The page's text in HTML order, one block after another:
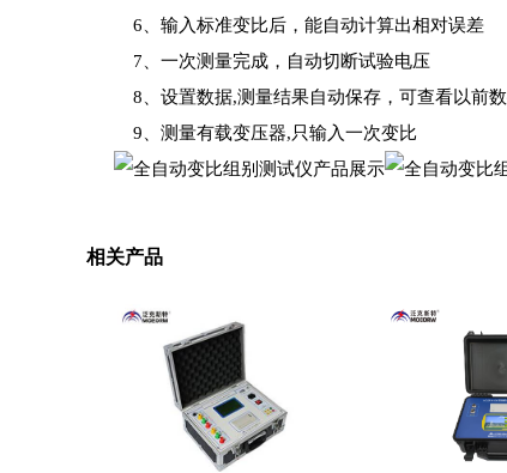
6、输入标准变比后，能自动计算出相对误差
7、一次测量完成，自动切断试验电压
8、设置数据,测量结果自动保存，可查看以前
9、测量有载变压器,只输入一次变比
相关产品